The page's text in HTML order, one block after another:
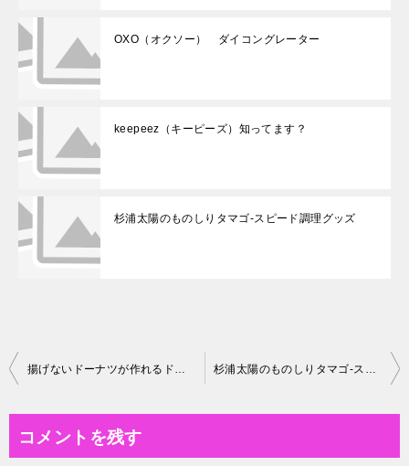
OXO（オクソー） ダイコングレーター
keepeez（キーピーズ）知ってます？
杉浦太陽のものしりタマゴ-スピード調理グッズ
投
ビ
揚げないドーナツが作れるドーナツメーカー、ホームスウィートドーナッツ 杉浦太陽のものしりタマゴ-スピード調理グッズ
コメントを残す